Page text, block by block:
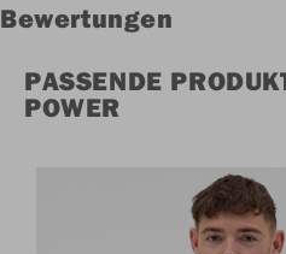
Bewertungen
PASSENDE
POWER